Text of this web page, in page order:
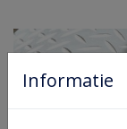
Informatie